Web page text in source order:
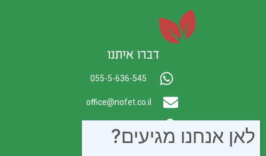
דברו איתנו
055-5-636-545
office@nofet.co.il
לאן אנחנו מגיעים?